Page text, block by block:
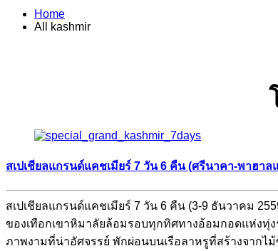
Home
All kashmir
สเปเชียลแกรนด์แคชเมียร์ 7 วัน 6 คืน (ศรีนาคา-พาฮา
สเปเชียลแกรนด์แคชเมียร์ 7 วัน 6 คืน (3-9 ธันวาคม
ของเทือกเขาหิมาลัยล้อมรอบทุกทิศทางอ้อมกอดแห่งทุ่
ภาพงามที่น่าอัศจรรย์ พักผ่อนบนเรือลาหรูที่สร้างจาก